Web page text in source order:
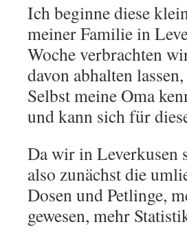
Ich beginne diese
meiner Familie in
Woche verbrachten
davon abhalten
Selbst meine Oma
und kann sich für
Da wir in Leverkusen
also zunächst die
Dosen und Petlinge,
gewesen, mehr